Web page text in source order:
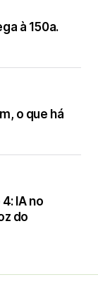
à 150a.
o que há
IA no
do